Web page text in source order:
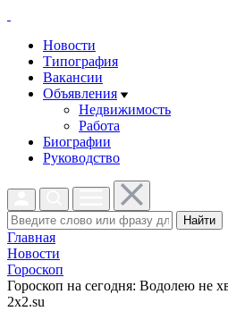
Новости
Типография
Вакансии
Объявления
Недвижимость
Работа
Биографии
Руководство
Найти
Главная
Новости
Гороскоп
Гороскоп на сегодня: Водолею не
2x2.su